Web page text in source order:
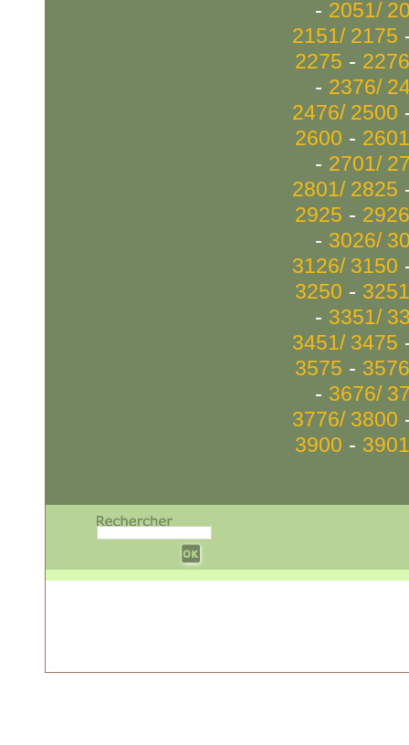
- 2051/
2151/ 2175
2275 -
- 2376/
2476/ 2500
2600 -
- 2701/
2801/ 2825
2925 -
- 3026/
3126/ 3150
3250 -
- 3351/
3451/ 3475
3575 -
- 3676/
3776/ 3800
3900 -